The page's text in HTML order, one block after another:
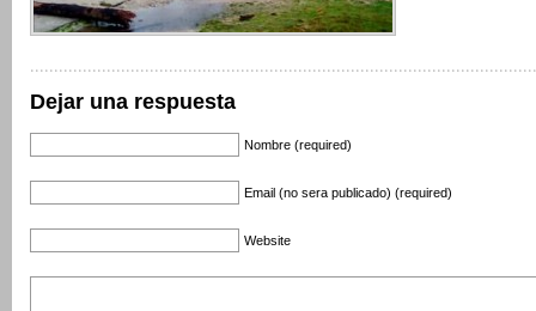
Dejar una respuesta
Nombre (required)
Email (no sera publicado) (required)
Website